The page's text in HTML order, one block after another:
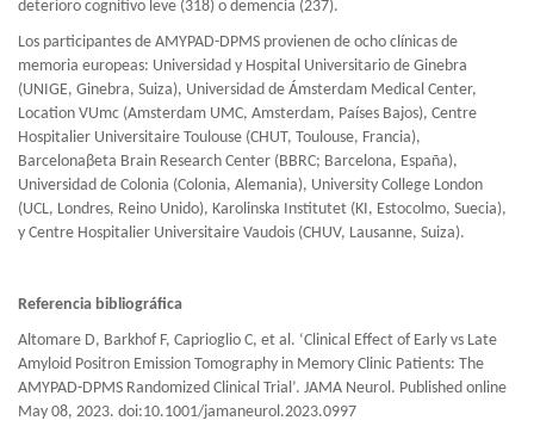
deterioro cognitivo leve (318) o demencia (237).
Los participantes de AMYPAD-DPMS provienen de ocho clínicas de
memoria europeas: Universidad y Hospital Universitario de Ginebra
(UNIGE, Ginebra, Suiza), Universidad de Ámsterdam Medical Center,
Location VUmc (Amsterdam UMC, Amsterdam, Países Bajos), Centre
Hospitalier Universitaire Toulouse (CHUT, Toulouse, Francia),
Barcelonaβeta Brain Research Center (BBRC; Barcelona, España),
Universidad de Colonia (Colonia, Alemania), University College London
(UCL, Londres, Reino Unido), Karolinska Institutet (KI, Estocolmo, Suecia),
y Centre Hospitalier Universitaire Vaudois (CHUV, Lausanne, Suiza).
Referencia bibliográfica
Altomare D, Barkhof F, Caprioglio C, et al. ‘Clinical Effect of Early vs Late
Amyloid Positron Emission Tomography in Memory Clinic Patients: The
AMYPAD-DPMS Randomized Clinical Trial’. JAMA Neurol. Published online
May 08, 2023. doi:10.1001/jamaneurol.2023.0997